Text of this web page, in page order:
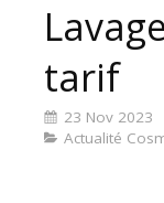
tarif
23 Nov 2023
Actualité